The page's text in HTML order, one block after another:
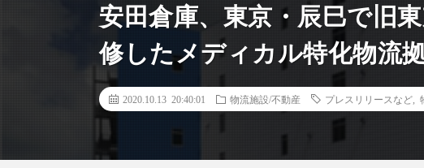
安田倉庫、東京・辰巳で旧
修したメディカル特化物流
2020.10.13 20:40:01 物流施設/不動産 プレスリリースなど